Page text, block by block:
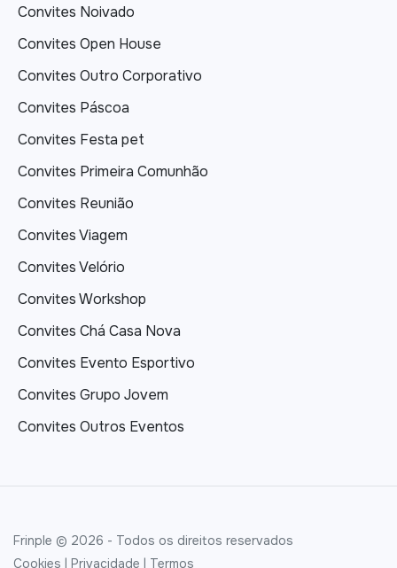
Convites Noivado
Convites Open House
Convites Outro Corporativo
Convites Páscoa
Convites Festa pet
Convites Primeira Comunhão
Convites Reunião
Convites Viagem
Convites Velório
Convites Workshop
Convites Chá Casa Nova
Convites Evento Esportivo
Convites Grupo Jovem
Convites Outros Eventos
Frinple © 2026 - Todos os direitos reservados
Cookies | Privacidade | Termos